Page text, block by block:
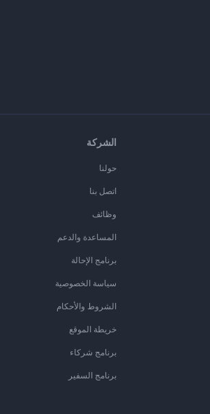
الشركة
حولنا
اتصل بنا
وظائف
المساعدة والدعم
برنامج الإحالة
سياسة الخصوصية
الشروط والأحكام
خريطة الموقع
برنامج شركاء
برنامج السفير